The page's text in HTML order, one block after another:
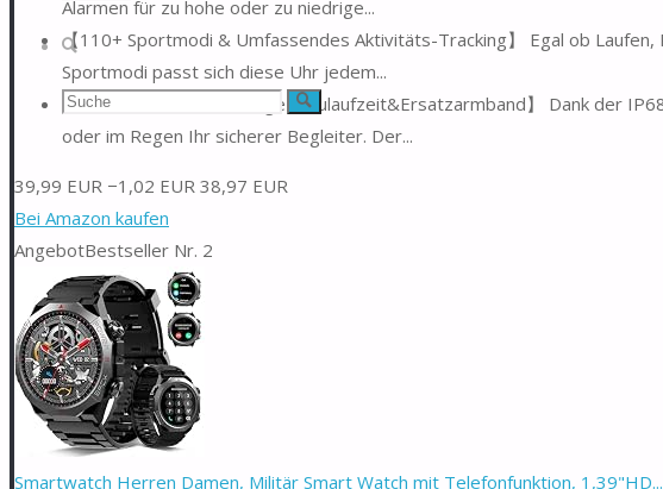
Suche
Suchen Suche
Alarmen für zu hohe oder zu niedrige...
【110+ Sportmodi & Umfassendes Aktivitäts-Tracking】 Egal ob
Sportmodi passt sich diese Uhr jedem...
【IP68 Wasserdicht, Lange Akkulaufzeit&Ersatzarmband】 Dank der
oder im Regen Ihr sicherer Begleiter. Der...
39,99 EUR −1,02 EUR 38,97 EUR
Bei Amazon kaufen
AngebotBestseller Nr. 2
Smartwatch Herren Damen, Militär Smart Watch mit Telefonfunktion, 1,39"HD...